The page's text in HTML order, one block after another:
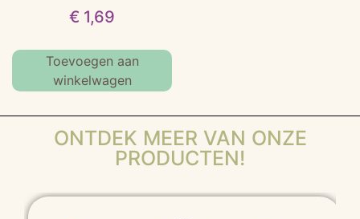
€ 1,69
Toevoegen aan
winkelwagen
ONTDEK MEER VAN ONZE
PRODUCTEN!